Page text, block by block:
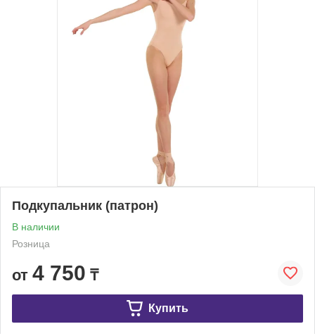
Подкупальник (патрон)
В наличии
Розница
от 4 750 ₸
Купить